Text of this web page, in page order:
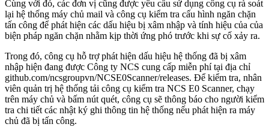
Cùng với đó, các đơn vị cũng được yêu cầu sử dụng công cụ rà soát
lại hệ thống máy chủ mail và công cụ kiểm tra cấu hình ngăn chặn
tấn công để phát hiện các dấu hiệu bị xâm nhập và tính hiệu của của
biện pháp ngăn chặn nhằm kịp thời ứng phó trước khi sự cố xảy ra.
Trong đó, công cụ hỗ trợ phát hiện dấu hiệu hệ thống đã bị xâm
nhập hiện đang được Công ty NCS cung cấp miễn phí tại địa chỉ
gi‌thub.com/ncsgroupvn/NCSE0Scanner/releases. Để kiểm tra, nhân
viên quản trị hệ thống tải công cụ kiểm tra NCS E0 Scanner, chạy
trên máy chủ và bấm nút quét, công cụ sẽ thông báo cho người kiểm
tra chi tiết các nhật ký ghi thông tin hệ thống nếu phát hiện ra máy
chủ đã bị tấn công.